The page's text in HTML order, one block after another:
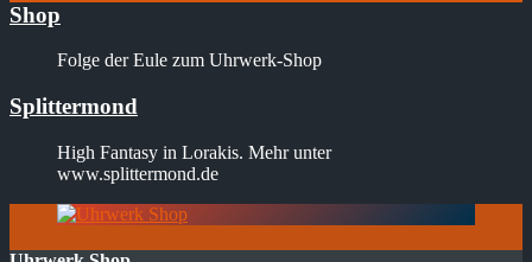
Shop
Folge der Eule zum Uhrwerk-Shop
Splittermond
High Fantasy in Lorakis. Mehr unter
www.splittermond.de